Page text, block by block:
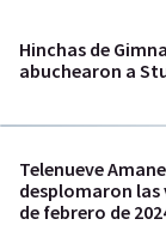
Hinchas de
abuchearon a
Telenueve
desplomaron las
de febrero de